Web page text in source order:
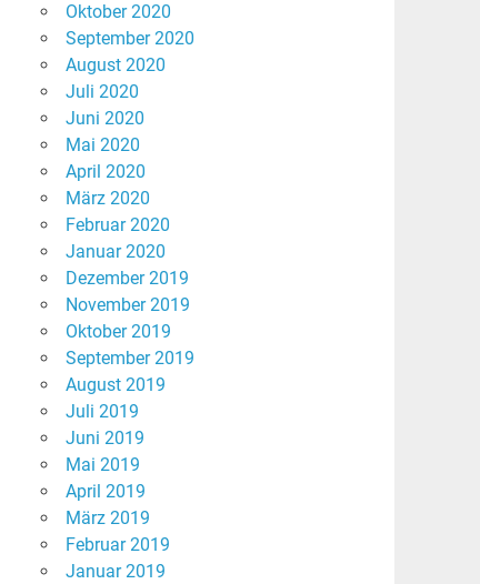
Oktober 2020
September 2020
August 2020
Juli 2020
Juni 2020
Mai 2020
April 2020
März 2020
Februar 2020
Januar 2020
Dezember 2019
November 2019
Oktober 2019
September 2019
August 2019
Juli 2019
Juni 2019
Mai 2019
April 2019
März 2019
Februar 2019
Januar 2019